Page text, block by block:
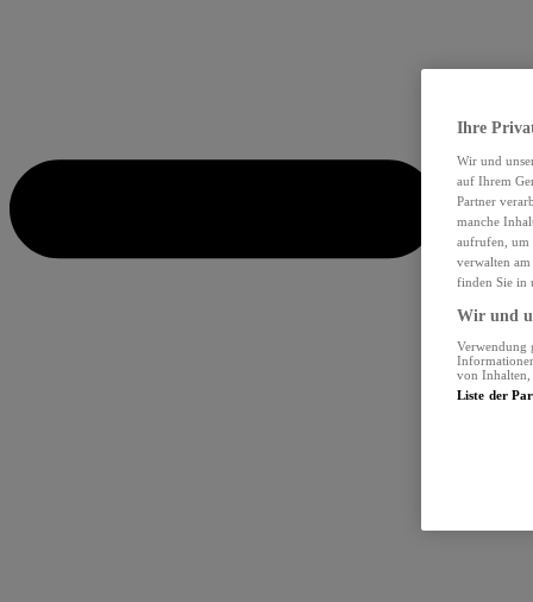
Ihre
Wir und
auf Ihrem
Partner
manche
aufrufen, um
verwalten
finden Sie in
Wir und
Verwendung
von Inhalten,
Liste der